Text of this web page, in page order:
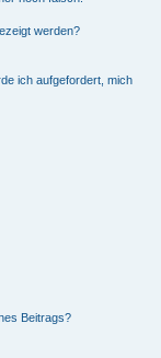
werden?
ich aufgefordert, mich
Beitrags?